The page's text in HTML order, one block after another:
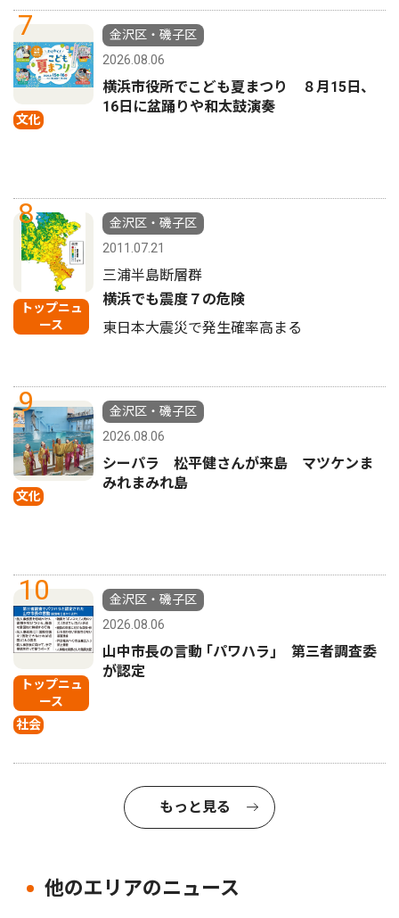
7
文化
金沢区・磯子区
2026.08.06
横浜市役所でこども夏まつり ８月15日、
16日に盆踊りや和太鼓演奏
8
トップニュ
ース
金沢区・磯子区
2011.07.21
三浦半島断層群
横浜でも震度７の危険
東日本大震災で発生確率高まる
9
文化
金沢区・磯子区
2026.08.06
シーパラ 松平健さんが来島 マツケンま
みれまみれ島
10
トップニュ
ース
社会
金沢区・磯子区
2026.08.06
山中市長の言動 ｢パワハラ｣ 第三者調査委
が認定
もっと見る
他のエリアのニュース